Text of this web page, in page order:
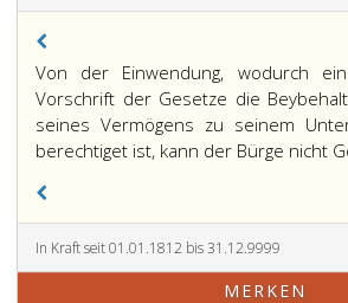
Paragraph
1354,
Von der Einwendung, wodurch
Vorschrift der Gesetze die
seines Vermögens zu seinem
berechtiget ist, kann der Bürge nicht
In Kraft seit 01.01.1812 bis 31.12.9999
MERKEN